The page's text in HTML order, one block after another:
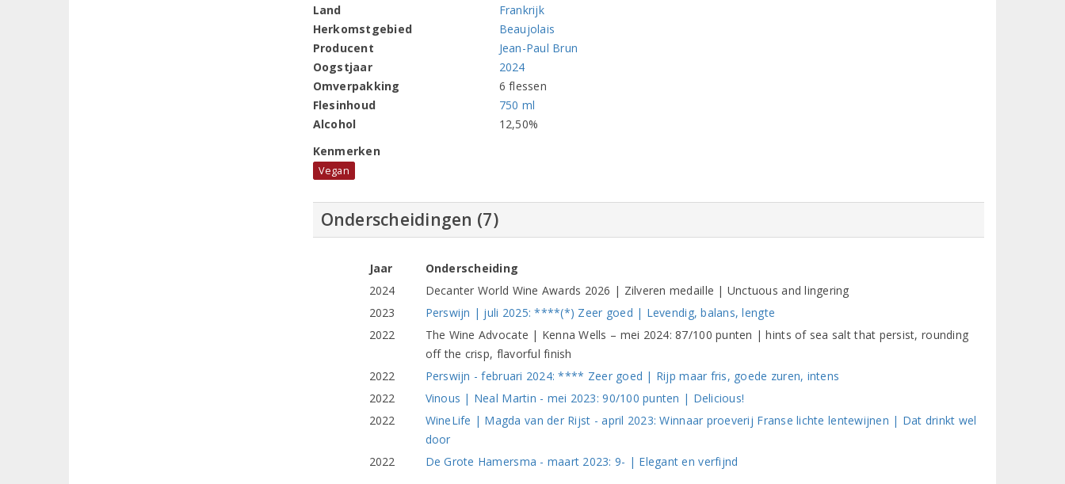
Land
Frankrijk
Herkomstgebied
Beaujolais
Producent
Jean-Paul Brun
Oogstjaar
2024
Omverpakking
6 flessen
Flesinhoud
750 ml
Alcohol
12,50%
Kenmerken
Vegan
Onderscheidingen (7)
Jaar
Onderscheiding
2024
Decanter World Wine Awards 2026 | Zilveren medaille | Unctuous and lingering
2023
Perswijn | juli 2025: ****(*) Zeer goed | Levendig, balans, lengte
2022
The Wine Advocate | Kenna Wells – mei 2024: 87/100 punten | hints of sea salt that persist, rounding
off the crisp, flavorful finish
2022
Perswijn - februari 2024: **** Zeer goed | Rijp maar fris, goede zuren, intens
2022
Vinous | Neal Martin - mei 2023: 90/100 punten | Delicious!
2022
WineLife | Magda van der Rijst - april 2023: Winnaar proeverij Franse lichte lentewijnen | Dat drinkt wel
door
2022
De Grote Hamersma - maart 2023: 9- | Elegant en verfijnd